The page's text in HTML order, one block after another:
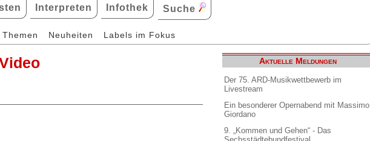
Interpreten Infothek Suche
Themen Neuheiten Labels im Fokus
Aktuelle Meldungen
Der 75. ARD-Musikwettbewerb im
Livestream
Ein besonderer Opernabend mit Massimo
Giordano
9. „Kommen und Gehen“ - Das
Sechsstädtebundfestival